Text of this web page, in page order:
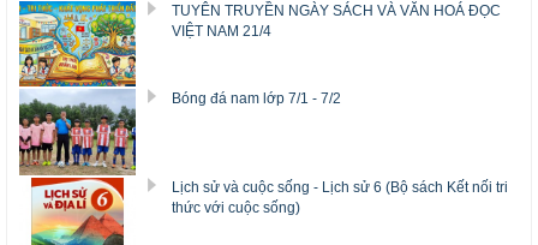
TUYÊN TRUYỀN NGÀY SÁCH VÀ VĂN HOÁ ĐỌC
VIỆT NAM 21/4
Bóng đá nam lớp 7/1 - 7/2
Lịch sử và cuộc sống - Lịch sử 6 (Bộ sách Kết nối tri
thức với cuộc sống)